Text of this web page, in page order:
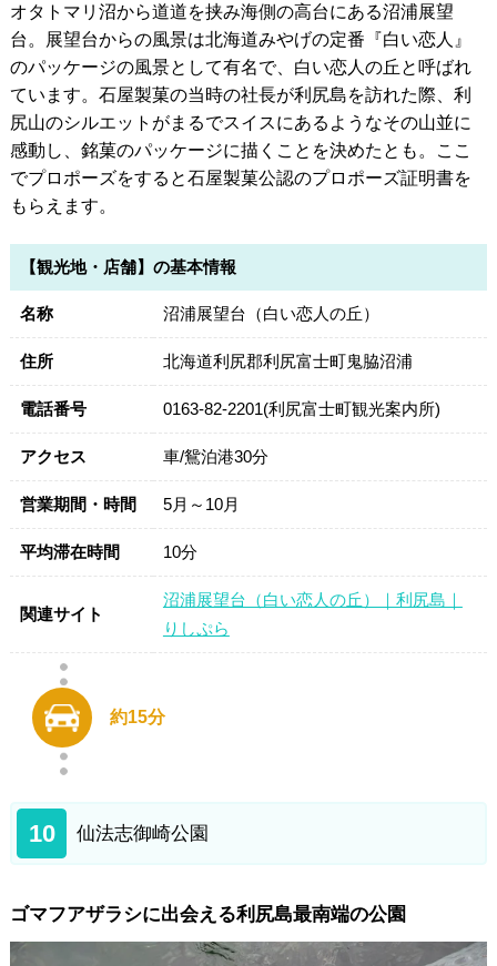
オタトマリ沼から道道を挟み海側の高台にある沼浦展望
台。展望台からの風景は北海道みやげの定番『白い恋人』
のパッケージの風景として有名で、白い恋人の丘と呼ばれ
ています。石屋製菓の当時の社長が利尻島を訪れた際、利
尻山のシルエットがまるでスイスにあるようなその山並に
感動し、銘菓のパッケージに描くことを決めたとも。ここ
でプロポーズをすると石屋製菓公認のプロポーズ証明書を
もらえます。
【観光地・店舗】の基本情報
名称 沼浦展望台（白い恋人の丘）
住所 北海道利尻郡利尻富士町鬼脇沼浦
電話番号 0163-82-2201(利尻富士町観光案内所)
アクセス 車/鴛泊港30分
営業期間・時間 5月～10月
平均滞在時間 10分
関連サイト
沼浦展望台（白い恋人の丘）｜利尻島｜
りしぷら
約15分
10 仙法志御崎公園
ゴマフアザラシに出会える利尻島最南端の公園